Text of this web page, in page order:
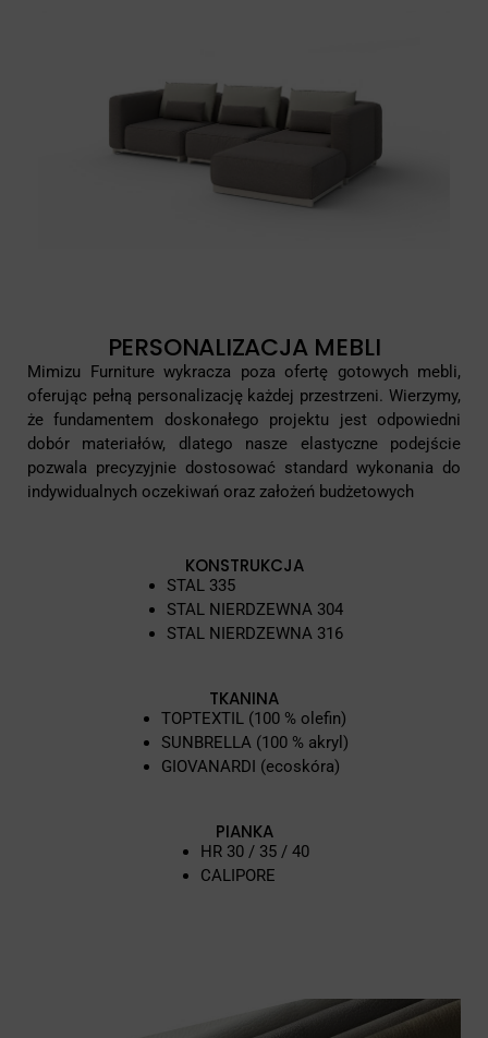
PERSONALIZACJA MEBLI
Mimizu Furniture wykracza poza ofertę gotowych mebli,
oferując pełną personalizację każdej przestrzeni. Wierzymy,
że fundamentem doskonałego projektu jest odpowiedni
dobór materiałów, dlatego nasze elastyczne podejście
pozwala precyzyjnie dostosować standard wykonania do
indywidualnych oczekiwań oraz założeń budżetowych
KONSTRUKCJA
STAL 335
STAL NIERDZEWNA 304
STAL NIERDZEWNA 316
TKANINA
TOPTEXTIL (100 % olefin)
SUNBRELLA (100 % akryl)
GIOVANARDI (ecoskóra)
PIANKA
HR 30 / 35 / 40
CALIPORE